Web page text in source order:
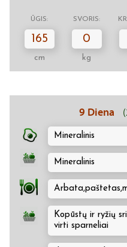
ŪGIS: SVORIS:
165
cm
0
kg
9 Diena
Mineralinis
Mineralinis
Kopūstų ir ryžių
virti sparneliai